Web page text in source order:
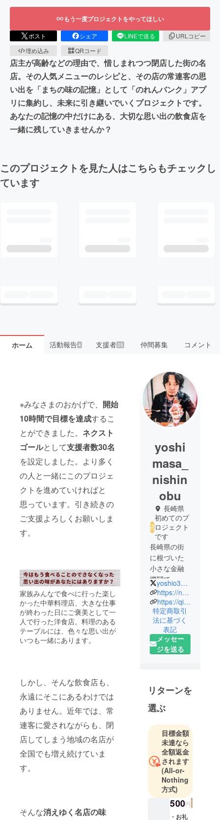
もう一度プロジェクトをやってほしい
ポスト シェア LINEで送る
URLコピー
埋め込み
QRコード
店主が高齢などの理由で、惜しまれつつ閉店した街の名
店。その人気メニューのレシピと、その店の常連客の思
い出を「まちの味の記憶」として「のれんバンク」アプ
リに集約し、未来に引き継いでいくプロジェクトです。
あなたの記憶の中だけにある、大切な思い出の飲食店を
一緒に残していきませんか？
このプロジェクトを見た人はこちらもチェックし
ています
ホーム 活動報告4 支援者 25 仲間募集 コメント
※みなさまのおかげで、 開始
10時間で目標を達成するこ
とができました。 ネクスト
ゴールとして支援者数30名
を設定しました。より多く
の人と一緒にこのプロジェ
クトを進めていければと
思っています。引き続きの
ご支援よろしくお願いしま
す。
家族みんなで食べに行った楽し
かった中華料理店、大きな仕事
が終わった日にご褒美として一
人で行った洋食店。料理のある
テーブルには、色々な思い出が
いつも一緒にあります。
しかし、そんな飲食店も、
永遠にそこにあるわけでは
ありません。近年では、常
連客に愛されながらも、閉
店してしまう地域の名店が
全国でも増え続けていま
す。
そんな消えゆく名店の味
yoshi
masa_
nishin
obu
長崎県
初めてのプ
ロジェクト
です
長崎県の街
に根づいた
小さな金融
機関で、普
段は、地域
と食を繋ぐ
「さきめ
し」、「佐
世保まちの
学食」など
の地域振興
営していま
す。プログ
ラミングは
が、勉強し
ながら悪戦
苦闘中。
「さきめ
し」企画
グッドデザ
インベスト
100／「佐世
保まちの学
yoshio333333
https://note.com/yoshio333333
https://qiita.com/yoshio333333
特定商取引
法に基づく
表記
メッセー
ジを送る
リターンを
選ぶ
目標金額
未達なら
全額返金
されます
(All-or-
Nothing
方式)
500円
・お礼